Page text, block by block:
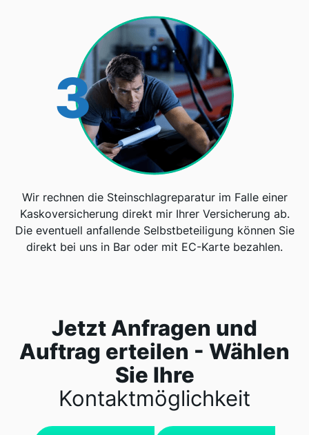
3
Wir rechnen die Steinschlagreparatur im Falle einer
Kaskoversicherung direkt mir Ihrer Versicherung ab.
Die eventuell anfallende Selbstbeteiligung können Sie
direkt bei uns in Bar oder mit EC-Karte bezahlen.
Jetzt Anfragen und
Auftrag erteilen - Wählen
Sie Ihre
Kontaktmöglichkeit